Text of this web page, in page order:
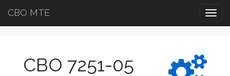
CBO MTE
CBO 7251-05